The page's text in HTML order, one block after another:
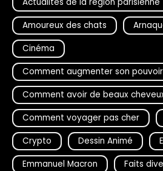
Amoureux des chats
Cinéma
Comment augmenter son
Comment avoir de beaux
Comment voyager pas cher
Crypto
Dessin Animé
Emmanuel Macron
Faits